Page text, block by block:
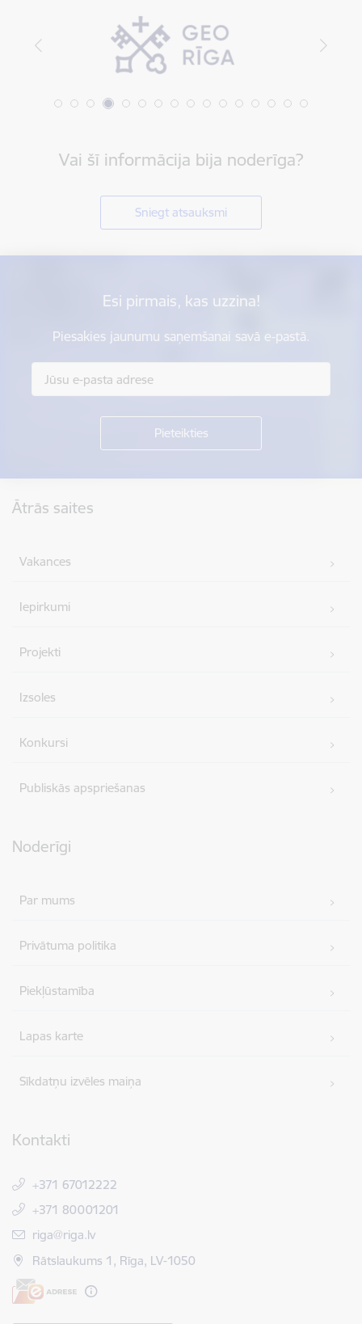
Vai šī informācija bija noderīga?
Sniegt atsauksmi
Esi pirmais, kas uzzina!
Piesakies jaunumu saņemšanai savā e-pastā.
Ātrās saites
Vakances
Iepirkumi
Projekti
Izsoles
Konkursi
Publiskās apspriešanas
Noderīgi
Par mums
Privātuma politika
Piekļūstamība
Lapas karte
Sīkdatņu izvēles maiņa
Kontakti
+371 67012222
+371 80001201
E-pasts:
riga@riga.lv
Rātslaukums 1, Rīga, LV-1050